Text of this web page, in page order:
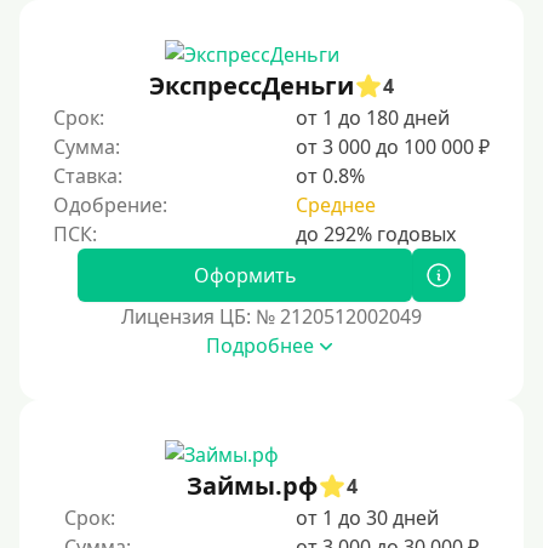
С ежемесячным платежом
Под низкий процент
Без процентов
Первый кредит без переплаты
Без процентов на 30 дней
Без страховок и комиссий
Повторный
ЭкспрессДеньги
4
Срок:
от 1 до 180 дней
Сумма:
от 3 000 до 100 000 ₽
Ставка:
от 0.8%
Одобрение:
Среднее
Оформить
Лицензия ЦБ: № 2120512002049
Подробнее
Займы.рф
4
Срок:
от 1 до 30 дней